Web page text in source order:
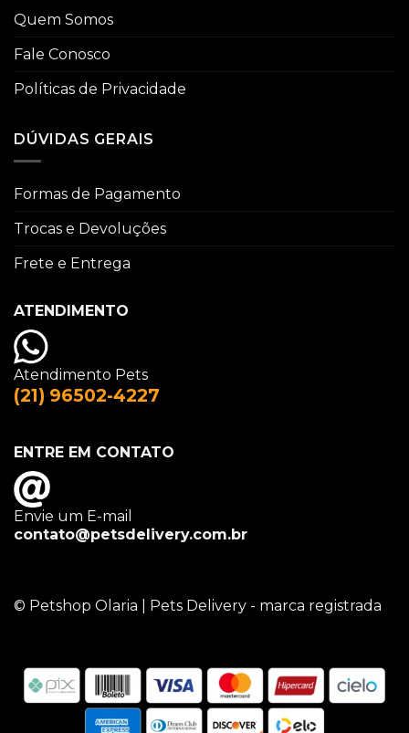
Quem Somos
Fale Conosco
Políticas de Privacidade
DÚVIDAS GERAIS
Formas de Pagamento
Trocas e Devoluções
Frete e Entrega
ATENDIMENTO
Atendimento Pets
(21) 96502-4227
ENTRE EM CONTATO
Envie um E-mail
contato@petsdelivery.com.br
© Petshop Olaria | Pets Delivery - marca registrada